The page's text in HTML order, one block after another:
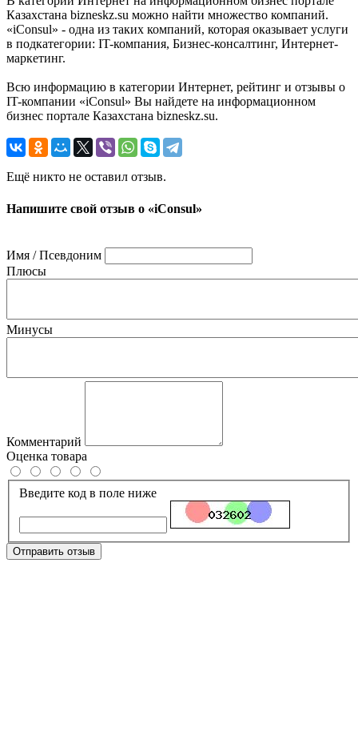
Казахстана bizneskz.su можно найти множество компаний.
«iConsul» - одна из таких компаний, которая оказывает услуги
в подкатегории: IT-компания, Бизнес-консалтинг, Интернет-
маркетинг.
Всю информацию в категории Интернет, рейтинг и отзывы о
IT-компании «iConsul» Вы найдете на информационном
бизнес портале Казахстана bizneskz.su.
Ещё никто не оставил отзыв.
Напишите свой отзыв о «iConsul»
Имя / Псевдоним
Плюсы
Минусы
Комментарий
Оценка товара
Введите код в поле ниже
Отправить отзыв